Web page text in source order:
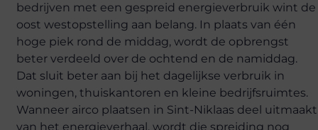
bedrijven met een gespreid energieverbruik wint de
oost westopstelling aan belang. In plaats van één
hoge piek rond de middag, wordt de opbrengst
beter verdeeld over de ochtend en de namiddag.
Dat sluit beter aan bij het dagelijkse verbruik in
woningen, thuiskantoren en kleine bedrijfsruimtes.
Wanneer airco plaatsen in Sint-Niklaas deel uitmaakt
van het energieverhaal, wordt die spreiding nog